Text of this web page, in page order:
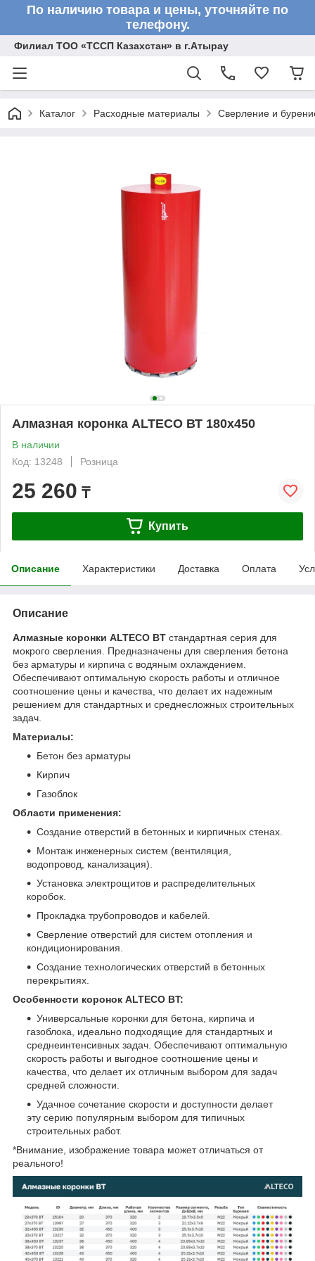
По наличию товара и цены, уточняйте по
телефону.
Филиал ТОО «ТССП Казахстан» в г.Атырау
Каталог Расходные материалы Сверление и
Алмазная коронка ALTECO ВТ 180х450
В наличии
Код: 13248
Розница
25 260 ₸
Купить
Описание Характеристики Доставка Оплата
Описание
Алмазные коронки ALTECO BT стандартная серия для
мокрого сверления. Предназначены для сверления бетона
без арматуры и кирпича с водяным охлаждением.
Обеспечивают оптимальную скорость работы и отличное
соотношение цены и качества, что делает их надежным
решением для стандартных и среднесложных строительных
задач.
Материалы:
Бетон без арматуры
Кирпич
Газоблок
Области применения:
Создание отверстий в бетонных и кирпичных стенах.
Монтаж инженерных систем (вентиляция,
водопровод, канализация).
Установка электрощитов и распределительных
коробок.
Прокладка трубопроводов и кабелей.
Сверление отверстий для систем отопления и
кондиционирования.
Создание технологических отверстий в бетонных
перекрытиях.
Особенности коронок ALTECO BT:
Универсальные коронки для бетона, кирпича и
газоблока, идеально подходящие для стандартных и
среднеинтенсивных задач. Обеспечивают оптимальную
скорость работы и выгодное соотношение цены и
качества, что делает их отличным выбором для задач
средней сложности.
Удачное сочетание скорости и доступности делает
эту серию популярным выбором для типичных
строительных работ.
*Внимание, изображение товара может отличаться от
реального!